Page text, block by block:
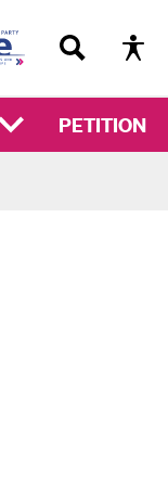
PETITION